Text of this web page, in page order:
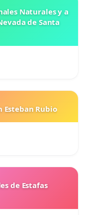
Naturales y a
de Santa
Esteban Rubio
de Estafas